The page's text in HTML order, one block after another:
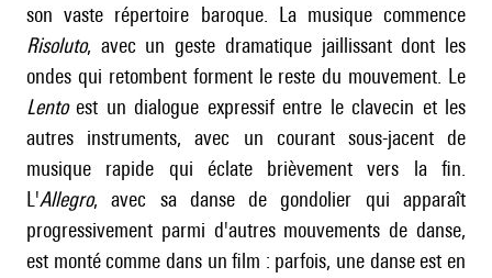
son vaste répertoire baroque. La musique commence
Risoluto, avec un geste dramatique jaillissant dont les
ondes qui retombent forment le reste du mouvement. Le
Lentoest un dialogue expressif entre le clavecin et les
autres instruments, avec un courant sous-jacent de
musique rapide qui éclate brièvement vers la fin.
L'Allegro, avec sa danse de gondolier qui apparaît
progressivement parmi d'autres mouvements de danse,
est monté comme dans un film : parfois, une danse est en